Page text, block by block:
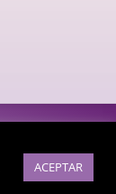
ACEPTAR